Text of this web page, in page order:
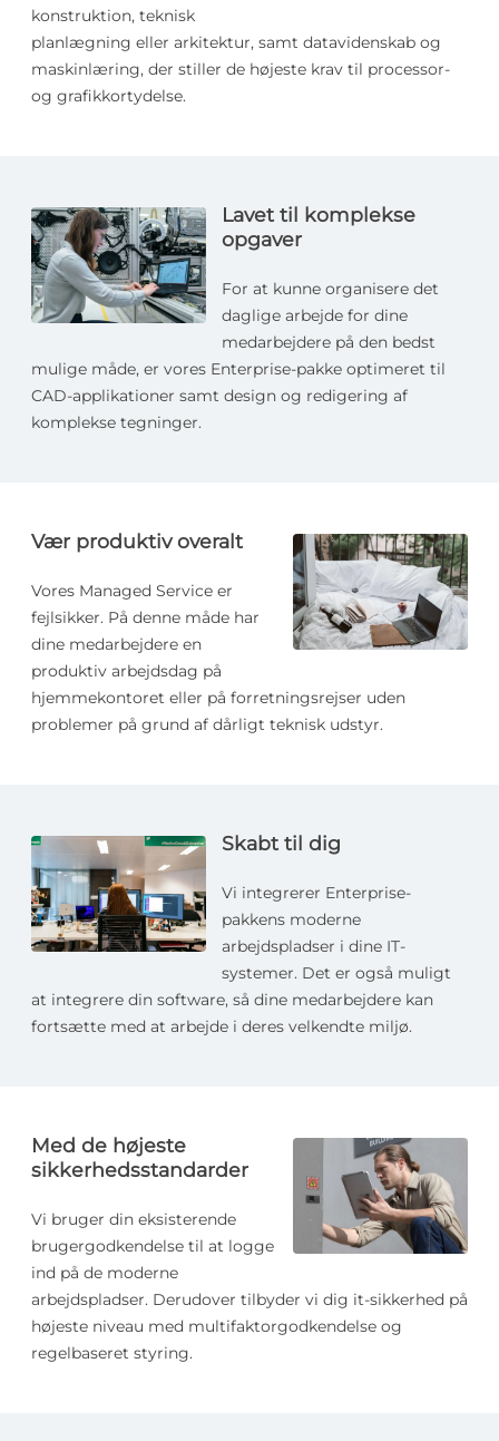
konstruktion, teknisk
planlægning eller arkitektur, samt datavidenskab og
maskinlæring, der stiller de højeste krav til processor-
og grafikkortydelse.
Lavet til komplekse
opgaver
For at kunne organisere det
daglige arbejde for dine
medarbejdere på den bedst
mulige måde, er vores Enterprise-pakke optimeret til
CAD-applikationer samt design og redigering af
komplekse tegninger.
Vær produktiv overalt
Vores Managed Service er
fejlsikker. På denne måde har
dine medarbejdere en
produktiv arbejdsdag på
hjemmekontoret eller på forretningsrejser uden
problemer på grund af dårligt teknisk udstyr.
Skabt til dig
Vi integrerer Enterprise-
pakkens moderne
arbejdspladser i dine IT-
systemer. Det er også muligt
at integrere din software, så dine medarbejdere kan
fortsætte med at arbejde i deres velkendte miljø.
Med de højeste
sikkerhedsstandarder
Vi bruger din eksisterende
brugergodkendelse til at logge
ind på de moderne
arbejdspladser. Derudover tilbyder vi dig it-sikkerhed på
højeste niveau med multifaktorgodkendelse og
regelbaseret styring.